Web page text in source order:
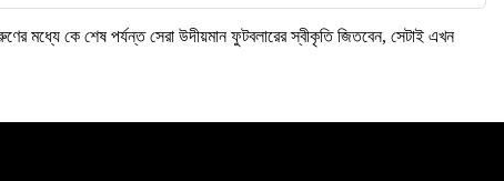
মধ্যে কে শেষ পর্যন্ত সেরা উদীয়মান ফুটবলারের স্বীকৃতি জিতবেন, সেটাই এখন